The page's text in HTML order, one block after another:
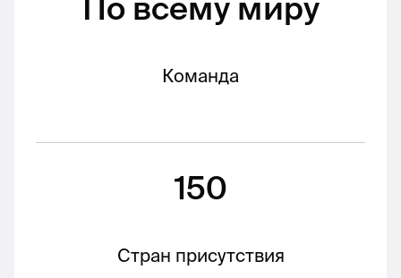
По всему миру
Команда
150
Стран присутствия